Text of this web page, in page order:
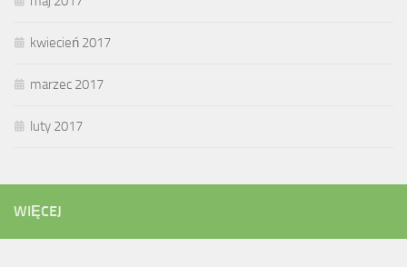
kwiecień 2017
marzec 2017
luty 2017
WIĘCEJ